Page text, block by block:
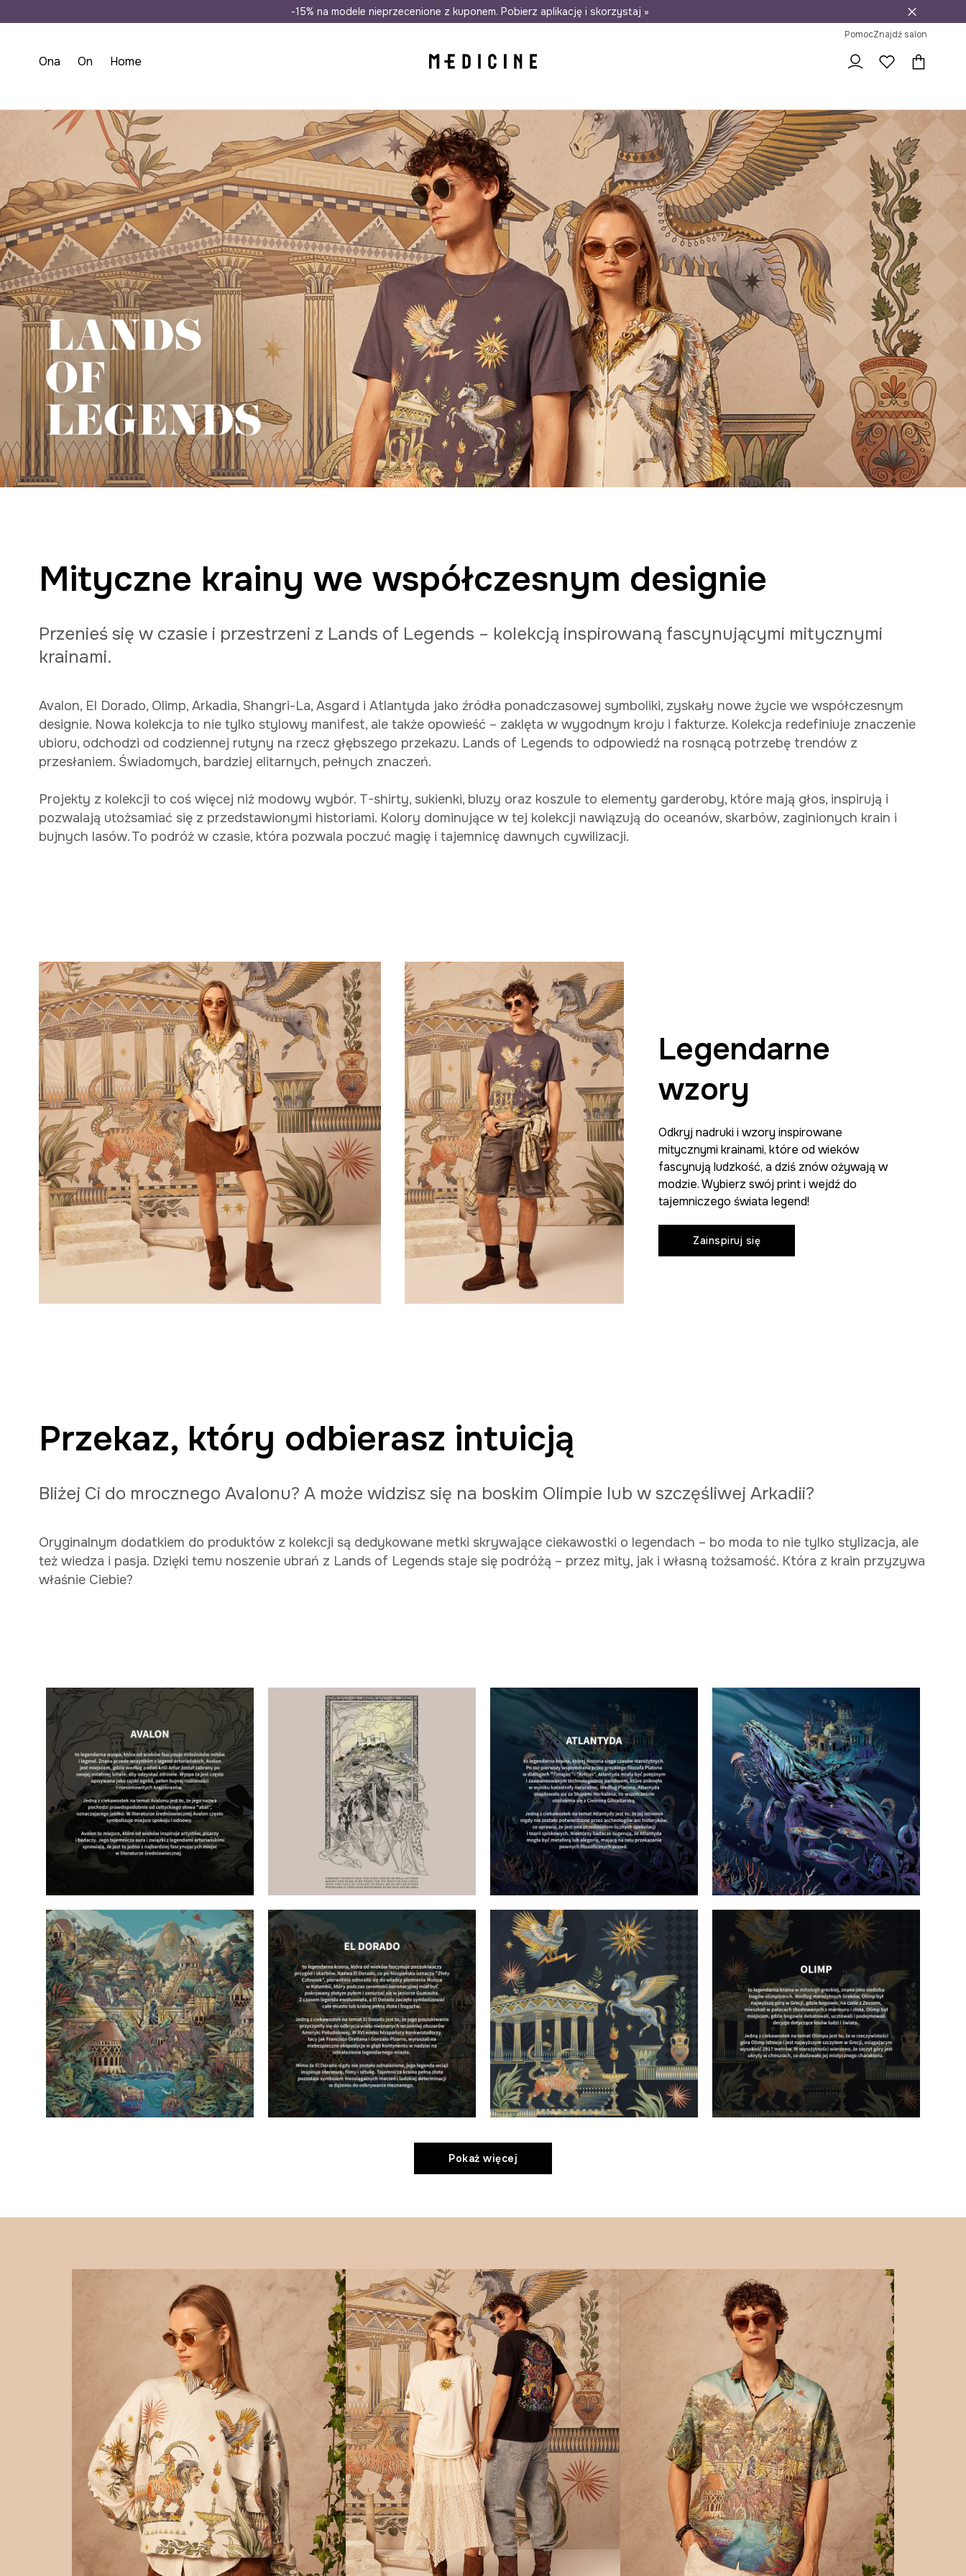
Wysyłka nawet w 24h Darmowa dostawa do salonów 30 dni na zwrot
-15% na modele nieprzecenione z kuponem. Pobierz aplikację i skorzystaj »
PomocZnajdź salon
Ona On Home
Mityczne krainy we współczesnym designie
Przenieś się w czasie i przestrzeni z Lands of Legends – kolekcją inspirowaną fascynującymi mitycznymi
krainami.
Avalon, El Dorado, Olimp, Arkadia, Shangri-La, Asgard i Atlantyda jako źródła ponadczasowej symboliki, zyskały nowe życie we współczesnym
designie. Nowa kolekcja to nie tylko stylowy manifest, ale także opowieść – zaklęta w wygodnym kroju i fakturze. Kolekcja redefiniuje znaczenie
ubioru, odchodzi od codziennej rutyny na rzecz głębszego przekazu. Lands of Legends to odpowiedź na rosnącą potrzebę trendów z
przesłaniem. Świadomych, bardziej elitarnych, pełnych znaczeń.
Projekty z kolekcji to coś więcej niż modowy wybór. T-shirty, sukienki, bluzy oraz koszule to elementy garderoby, które mają głos, inspirują i
pozwalają utożsamiać się z przedstawionymi historiami. Kolory dominujące w tej kolekcji nawiązują do oceanów, skarbów, zaginionych krain i
bujnych lasów. To podróż w czasie, która pozwala poczuć magię i tajemnicę dawnych cywilizacji.
Legendarne
wzory
Odkryj nadruki i wzory inspirowane
mitycznymi krainami, które od wieków
fascynują ludzkość, a dziś znów ożywają w
modzie. Wybierz swój print i wejdź do
tajemniczego świata legend!
Zainspiruj się
Przekaz, który odbierasz intuicją
Bliżej Ci do mrocznego Avalonu? A może widzisz się na boskim Olimpie lub w szczęśliwej Arkadii?
Oryginalnym dodatkiem do produktów z kolekcji są dedykowane metki skrywające ciekawostki o legendach – bo moda to nie tylko stylizacja, ale
też wiedza i pasja. Dzięki temu noszenie ubrań z Lands of Legends staje się podróżą – przez mity, jak i własną tożsamość. Która z krain przyzywa
właśnie Ciebie?
Pokaż więcej